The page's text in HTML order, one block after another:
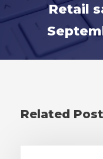
Retail
Related